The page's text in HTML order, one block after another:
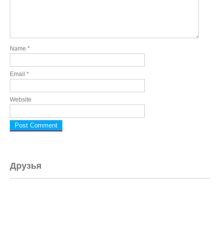
Name *
Email *
Website
Друзья